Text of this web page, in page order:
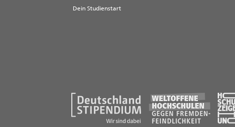
Dein Studienstart